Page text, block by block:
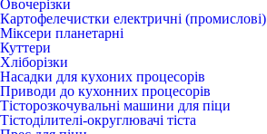
Овочерізки
Картофелечистки електричні (промислові)
Міксери планетарні
Куттери
Хліборізки
Насадки для кухоних процесорів
Приводи до кухонних процесорів
Тісторозкочувальні машини для піци
Тістоділителі-округлювачі тіста